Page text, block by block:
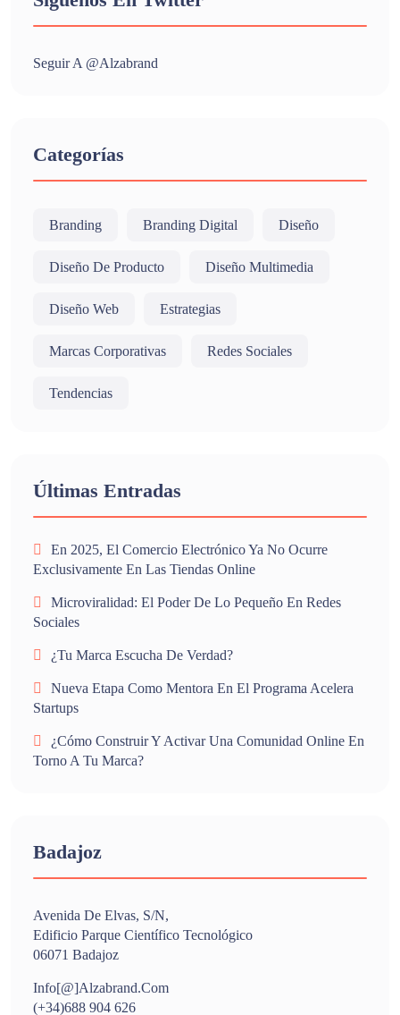
Seguir A @alzabrand
Categorías
Branding Branding Digital Diseño
Diseño De Producto Diseño Multimedia
Diseño Web Estrategias
Marcas Corporativas Redes Sociales
Tendencias
Últimas Entradas
En 2025, El Comercio Electrónico Ya No Ocurre
Exclusivamente En Las Tiendas Online
Microviralidad: El Poder De Lo Pequeño En Redes
Sociales
¿Tu Marca Escucha De Verdad?
Nueva Etapa Como Mentora En El Programa Acelera
Startups
¿Cómo Construir Y Activar Una Comunidad Online En
Torno A Tu Marca?
Badajoz
Avenida De Elvas, S/n,
Edificio Parque Científico Tecnológico
06071 Badajoz
Info[@]alzabrand.com
(+34)688 904 626